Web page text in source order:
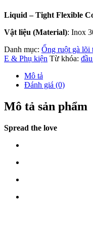
Liquid – Tight Flexible
Vật liệu (Material): Inox
Danh mục: Ống ruột gà lõi
E & Phụ kiện Từ khóa:
Mô tả
Đánh giá (0)
Mô tả sản phẩm
Spread the love